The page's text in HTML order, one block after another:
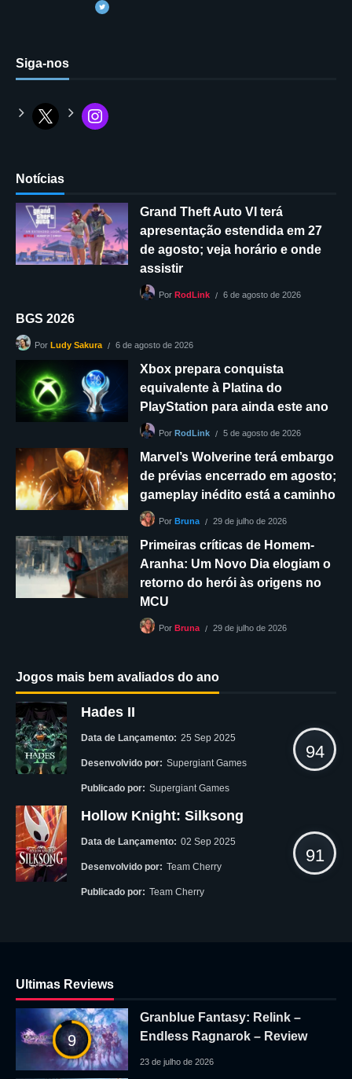
Siga-nos
Notícias
Grand Theft Auto VI terá
apresentação estendida em 27
de agosto; veja horário e onde
assistir
Por RodLink 6 de agosto de 2026
BGS 2026
Por Ludy Sakura 6 de agosto de 2026
Xbox prepara conquista
equivalente à Platina do
PlayStation para ainda este ano
Por RodLink 5 de agosto de 2026
Marvel’s Wolverine terá embargo
de prévias encerrado em agosto;
gameplay inédito está a caminho
Por Bruna 29 de julho de 2026
Primeiras críticas de Homem-
Aranha: Um Novo Dia elogiam o
retorno do herói às origens no
MCU
Por Bruna 29 de julho de 2026
Jogos mais bem avaliados do ano
Hades II
Data de Lançamento: 25 Sep 2025
Desenvolvido por: Supergiant Games
Publicado por: Supergiant Games
94
Hollow Knight: Silksong
Data de Lançamento: 02 Sep 2025
Desenvolvido por: Team Cherry
Publicado por: Team Cherry
91
Ultimas Reviews
9
Granblue Fantasy: Relink –
Endless Ragnarok – Review
23 de julho de 2026